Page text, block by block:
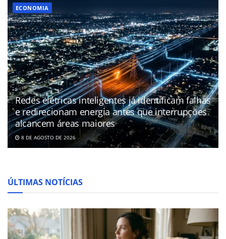
ECONOMIA
Redes elétricas inteligentes já identificam falhas
e redirecionam energia antes que interrupções
alcancem áreas maiores
8 DE AGOSTO DE 2026
ÚLTIMAS NOTÍCIAS